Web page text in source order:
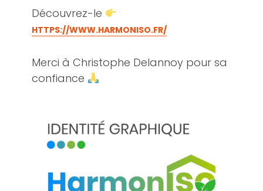
Découvrez-le
HTTPS://WWW.HARMONISO.FR/
Merci à Christophe Delannoy pour sa
confiance